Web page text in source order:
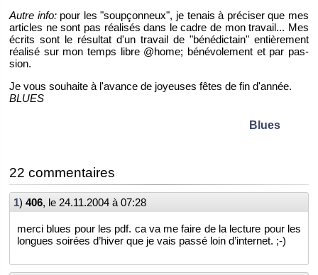
Autre info:pour les "soup­çon­neux", je te­nais à pré­ci­ser que mes
ar­ticles ne sont pas réa­li­sés dans le cadre de mon tra­vail... Mes
écrits sont le ré­sul­tat d'un tra­vail de "bé­né­dic­tain" en­tiè­re­ment
réa­lisé sur mon temps libre @home; bé­né­vo­le­ment et par pas­
sion.
Je vous sou­haite à l'avance de joyeuses fêtes de fin d'an­née.
BLUES
Blues
22 com­men­taires
1) 406, le 24.11.2004 à 07:28
merci blues pour les pdf. ca va me faire de la lec­ture pour les
longues soi­rées d’hi­ver que je vais passé loin d’in­ter­net. ;-)